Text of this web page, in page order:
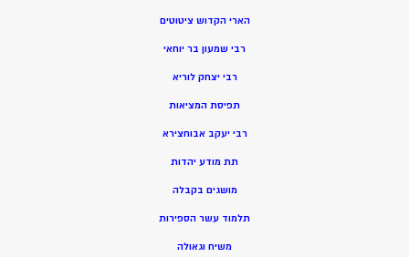
הארי הקדוש ציטוטים
רבי שמעון בר יוחאי
רבי יצחק לוריא
תפיסת המציאות
רבי יעקב אבוחצירא
תת מודע יהדות
מושגים בקבלה
תלמוד עשר הספירות
משיח וגאולה